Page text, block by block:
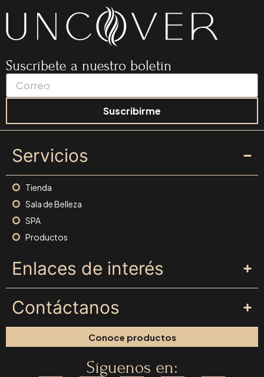
Suscríbete a nuestro boletín
Suscribirme
Servicios
Tienda
Sala de Belleza
SPA
Productos
Enlaces de interés
Contáctanos
Conoce productos
Síguenos en: